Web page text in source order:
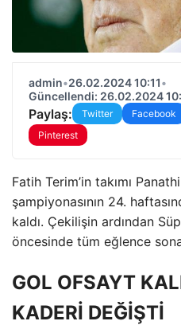
admin•26.02.2024 10:11•
Güncellendi: 26.02.2024
Paylaş: Twitter Facebook
Pinterest
Fatih Terim’in takımı
şampiyonasının 24.
kaldı. Çekilişin ardından
öncesinde tüm eğlence
GOL OFSAYT
KADERİ DEĞİŞTİ